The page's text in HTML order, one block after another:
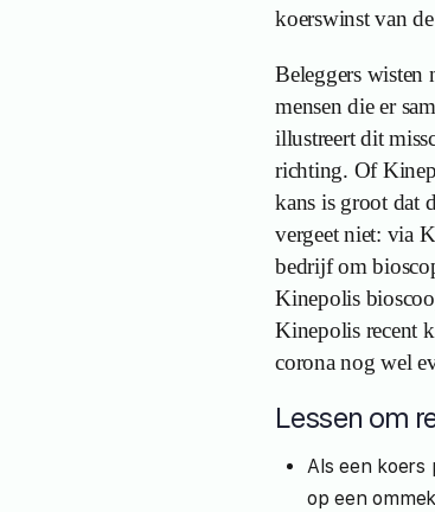
koerswinst van
Beleggers wisten
mensen die er
illustreert dit
richting. Of
kans is groot dat
vergeet niet: via
bedrijf om
Kinepolis
Kinepolis recent
corona nog wel
Lessen om
Als een koers
op een